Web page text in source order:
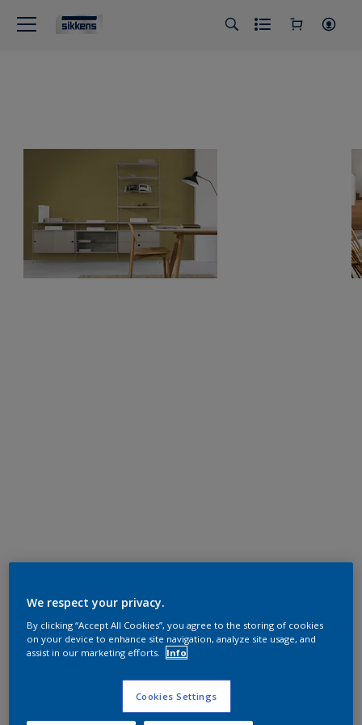
We respect your privacy.
By clicking “Accept All Cookies”, you agree to the storing of cookies
on your device to enhance site navigation, analyze site usage, and
assist in our marketing efforts.
Info
Cookies Settings